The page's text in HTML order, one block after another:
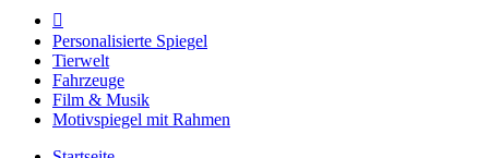
Personalisierte Spiegel
Tierwelt
Fahrzeuge
Film & Musik
Motivspiegel mit Rahmen